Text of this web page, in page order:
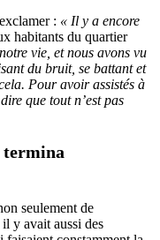
: « Il y a encore
habitants du quartier
vie, et nous avons vu
du bruit, se battant et
Pour avoir assistés à
que tout n’est pas
termina
seulement de
y avait aussi des